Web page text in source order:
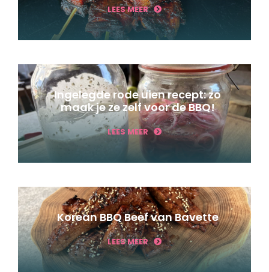
LEES MEER
Ingelegde rode uien recept: zo
maak je ze zelf voor de BBQ!
LEES MEER
Korean BBQ Beef van Bavette
LEES MEER